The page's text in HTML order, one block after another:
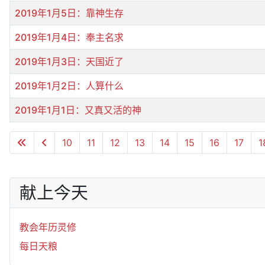
文章列表
标题
2019年1月5日：靠神生存
2019年1月4日：奉主名求
2019年1月3日：天国近了
2019年1月2日：人算什么
2019年1月1日：又真又活的神
10 11 12 13 14 15 16 17
献上今天
教会年历灵修
每日天粮